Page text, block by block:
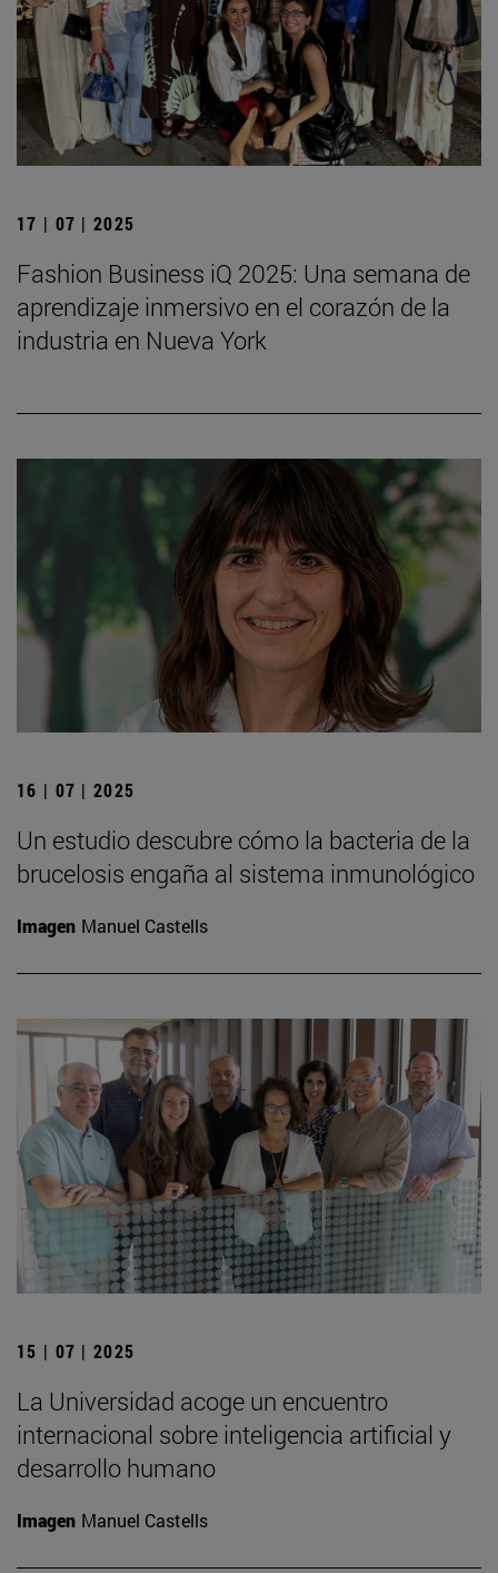
17 | 07 | 2025
Fashion Business iQ 2025: Una semana de
aprendizaje inmersivo en el corazón de la
industria en Nueva York
16 | 07 | 2025
Un estudio descubre cómo la bacteria de la
brucelosis engaña al sistema inmunológico
Imagen Manuel Castells
15 | 07 | 2025
La Universidad acoge un encuentro
internacional sobre inteligencia artificial y
desarrollo humano
Imagen Manuel Castells